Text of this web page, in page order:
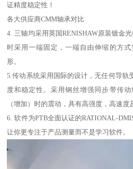
证精度稳定性！
各大供应商CMM轴承对比
4. 三轴均采用英国RENISHAW原装镀金
时采用一端固定，一端自由伸缩的方
形。
5.传动系统采用国际的设计，无任何导轨
度和稳定性。采用钢丝增强同步带传
（增加）时的震动，具有高强度，高速度
6. 软件为PTB全面认证的RATIONAL-
让你更专注于产品测量而不是学习软件。